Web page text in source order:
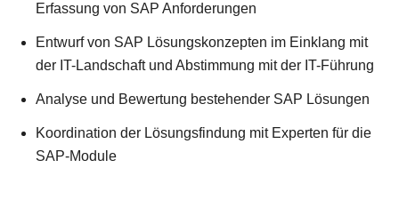
Erfassung von SAP Anforderungen
Entwurf von SAP Lösungskonzepten im Einklang mit
der IT-Landschaft und Abstimmung mit der IT-Führung
Analyse und Bewertung bestehender SAP Lösungen
Koordination der Lösungsfindung mit Experten für die
SAP-Module